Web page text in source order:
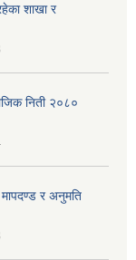
शाखा र
निती २०८०
मापदण्ड र अनुमति